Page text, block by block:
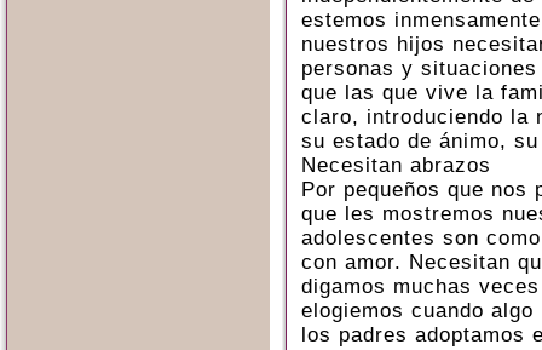
estemos
nuestros hijos
personas y
que las que vive la
claro, introduciendo la
su estado de ánimo,
Necesitan abrazos
Por pequeños que
que les mostremos
adolescentes son
con amor. Necesitan
digamos muchas
elogiemos cuando
los padres adoptamos